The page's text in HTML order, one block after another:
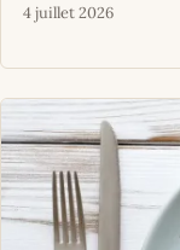
4 juillet 2026